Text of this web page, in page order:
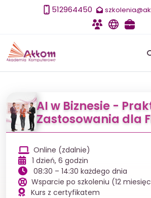
512964450
SzkoleniaE-learning
AI w Biznesie -
Zastosowania dla
Online (zdalnie)
1 dzień, 6 godzin
08:30 – 14:30 każdego dnia
Wsparcie po szkoleniu (12
Kurs z certyfikatem